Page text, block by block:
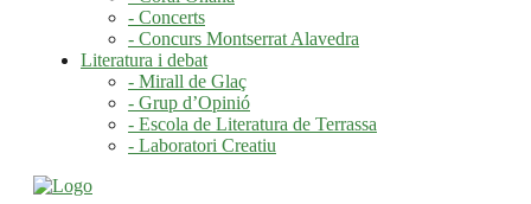
- Concerts
- Concurs Montserrat Alavedra
Literatura i debat
- Mirall de Glaç
- Grup d’Opinió
- Escola de Literatura de Terrassa
- Laboratori Creatiu